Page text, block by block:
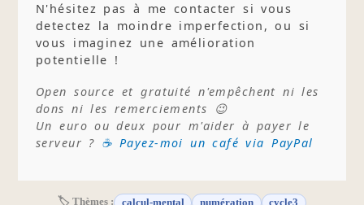
N'hésitez pas à me contacter si vous
detectez la moindre imperfection, ou si
vous imaginez une amélioration
potentielle !
Open source et gratuité n'empêchent ni les
dons ni les remerciements 😉
Un euro ou deux pour m'aider à payer le
serveur ? ☕ Payez-moi un café via PayPal
🏷 Thèmes : calcul-mental numération cycle3